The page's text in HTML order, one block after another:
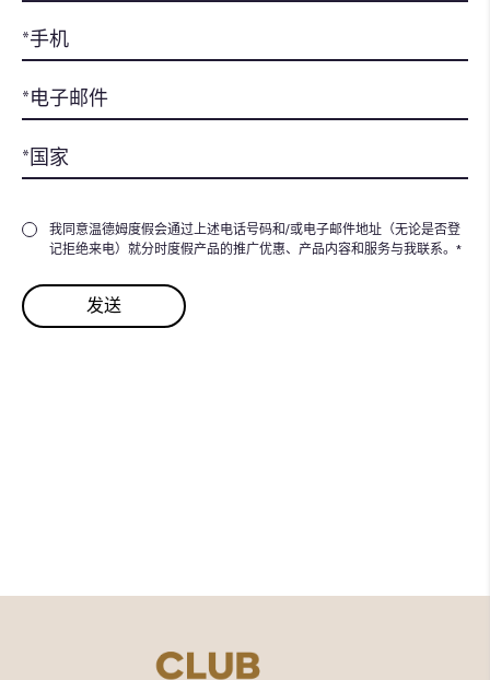
我同意温德姆度假会通过上述电话号码和/或电子邮件地址（无论是否登
记拒绝来电）就分时度假产品的推广优惠、产品内容和服务与我联系。*